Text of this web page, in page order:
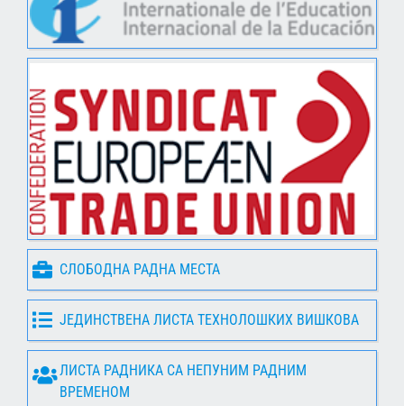
СЛОБОДНА РАДНА МЕСТА
ЈЕДИНСТВЕНА ЛИСТА ТЕХНОЛОШКИХ ВИШКОВА
ЛИСТА РАДНИКА СА НЕПУНИМ РАДНИМ
ВРЕМЕНОМ